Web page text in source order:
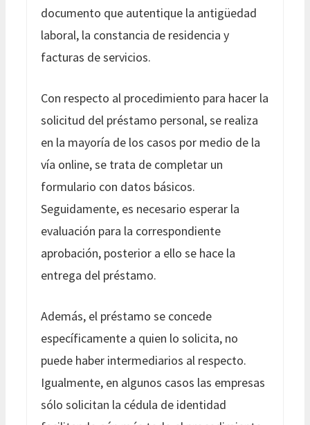
documento que autentique la antigüedad
laboral, la constancia de residencia y
facturas de servicios.
Con respecto al procedimiento para hacer la
solicitud del préstamo personal, se realiza
en la mayoría de los casos por medio de la
vía online, se trata de completar un
formulario con datos básicos.
Seguidamente, es necesario esperar la
evaluación para la correspondiente
aprobación, posterior a ello se hace la
entrega del préstamo.
Además, el préstamo se concede
específicamente a quien lo solicita, no
puede haber intermediarios al respecto.
Igualmente, en algunos casos las empresas
sólo solicitan la cédula de identidad